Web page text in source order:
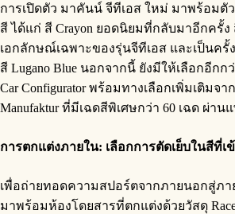
การเปิดตัว มาคันน์ จีทีเอส ใหม่ มาพร้อมตั
สี ได้แก่ สี Crayon ยอดนิยมที่กลับมาอีกครั้ง
เอกลักษณ์เฉพาะของรุ่นจีทีเอส และเป็นค
สี Lugano Blue นอกจากนี้ ยังมีให้เลือกอีกกว่
Car Configurator พร้อมทางเลือกเพิ่มเติมจาก
Manufaktur ที่มีเฉดสีพิเศษกว่า 60 เฉด ผ่านแ
การตกแต่งภายใน: เลือกการตัดเย็บในสีที่เ
เพื่อถ่ายทอดความสปอร์ตจากภายนอกสู่ภา
มาพร้อมห้องโดยสารที่ตกแต่งด้วยวัสดุ